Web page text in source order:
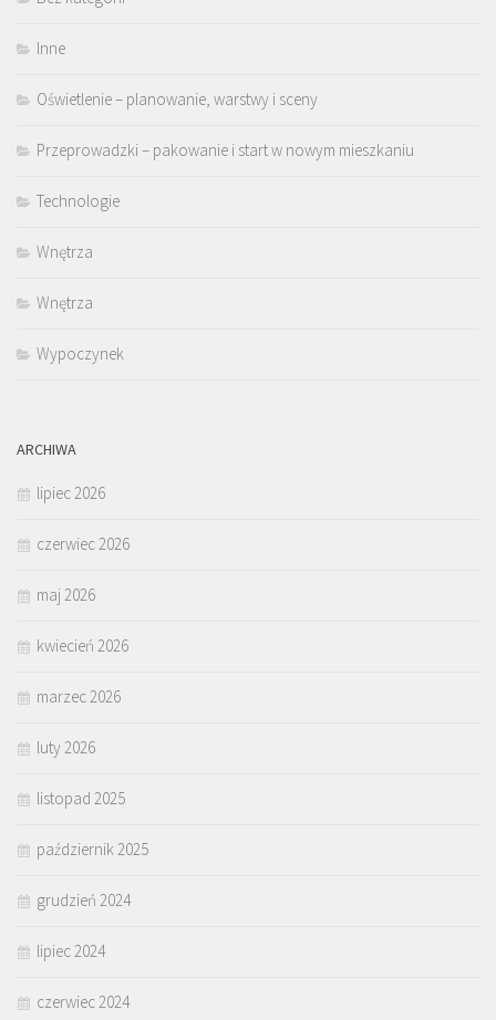
Inne
Oświetlenie – planowanie, warstwy i sceny
Przeprowadzki – pakowanie i start w nowym mieszkaniu
Technologie
Wnętrza
Wnętrza
Wypoczynek
ARCHIWA
lipiec 2026
czerwiec 2026
maj 2026
kwiecień 2026
marzec 2026
luty 2026
listopad 2025
październik 2025
grudzień 2024
lipiec 2024
czerwiec 2024